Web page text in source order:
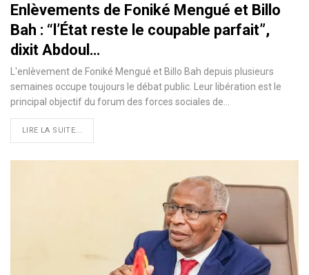
Enlèvements de Foniké Mengué et Billo
Bah : “l’État reste le coupable parfait”,
dixit Abdoul…
L'enlèvement de Foniké Mengué et Billo Bah depuis plusieurs
semaines occupe toujours le débat public. Leur libération est le
principal objectif du forum des forces sociales de…
LIRE LA SUITE...